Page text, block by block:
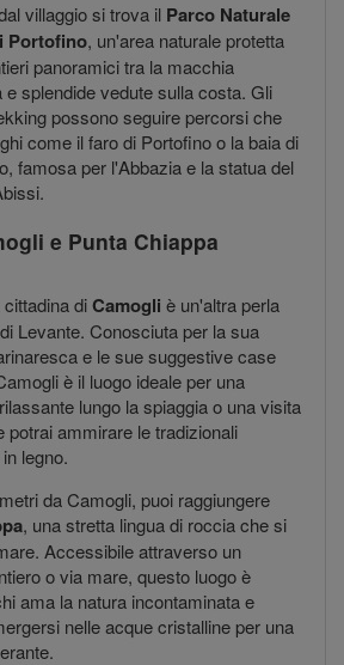
villaggio si trova il Parco Naturale
Portofino, un'area naturale protetta
panoramici tra la macchia
e splendide vedute sulla costa. Gli
possono seguire percorsi che
come il faro di Portofino o la baia di
famosa per l'Abbazia e la statua del
e Punta Chiappa
diCamogli è un'altra perla
Levante. Conosciuta per la sua
e le sue suggestive case
è il luogo ideale per una
lungo la spiaggia o una visita
potrai ammirare le tradizionali
legno.
da Camogli, puoi raggiungere
, una stretta lingua di roccia che si
Accessibile attraverso un
o via mare, questo luogo è
ama la natura incontaminata e
nelle acque cristalline per una